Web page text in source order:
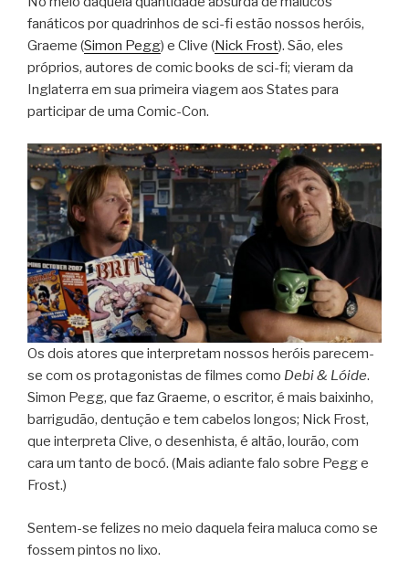
fanáticos por quadrinhos de sci-fi estão nossos heróis,
Graeme (Simon Pegg) e Clive (Nick Frost). São, eles
próprios, autores de comic books de sci-fi; vieram da
Inglaterra em sua primeira viagem aos States para
participar de uma Comic-Con.
Os dois atores que interpretam nossos heróis parecem-
se com os protagonistas de filmes como Debi & Lóide.
Simon Pegg, que faz Graeme, o escritor, é mais baixinho,
barrigudão, dentução e tem cabelos longos; Nick Frost,
que interpreta Clive, o desenhista, é altão, lourão, com
cara um tanto de bocó. (Mais adiante falo sobre Pegg e
Frost.)
Sentem-se felizes no meio daquela feira maluca como se
fossem pintos no lixo.